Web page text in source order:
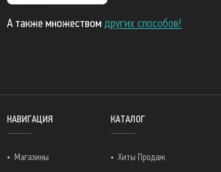
А также множеством других способов!
КАТАЛОГ
Хиты Продаж
НАВИГАЦИЯ
Магазины